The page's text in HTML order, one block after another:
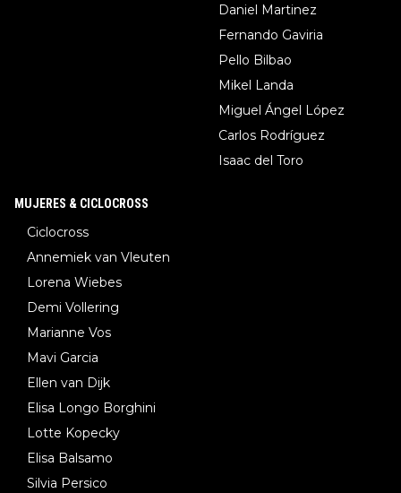
Daniel Martinez
Fernando Gaviria
Pello Bilbao
Mikel Landa
Miguel Ángel López
Carlos Rodríguez
Isaac del Toro
MUJERES & CICLOCROSS
Ciclocross
Annemiek van Vleuten
Lorena Wiebes
Demi Vollering
Marianne Vos
Mavi Garcia
Ellen van Dijk
Elisa Longo Borghini
Lotte Kopecky
Elisa Balsamo
Silvia Persico